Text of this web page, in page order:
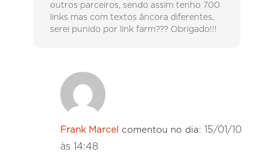
outros parceiros, sendo assim tenho 700
links mas com textos âncora diferentes,
serei punido por link farm??? Obrigado!!!
Frank Marcel comentou no dia: 15/01/10
às 14:48